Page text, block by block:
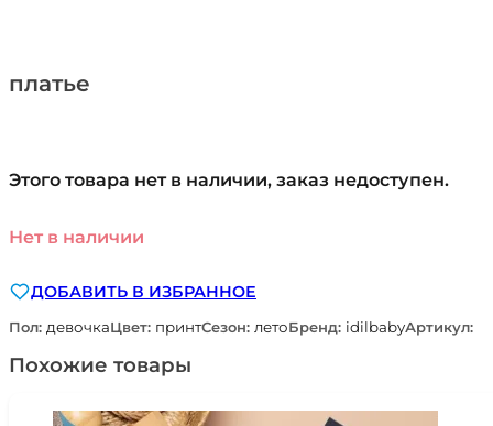
платье
Этого товара нет в наличии, заказ недоступен.
Нет в наличии
ДОБАВИТЬ В ИЗБРАННОЕ
Пол: девочкаЦвет: принтСезон: летоБренд: idilbabyАртикул:
Похожие товары